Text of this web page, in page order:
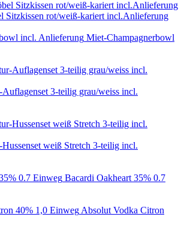
Sitzkissen rot/weiß-kariert incl.Anlieferung
Miet-Champagnerbowl
3-teilig grau/weiss incl.
weiß Stretch 3-teilig incl.
Bacardi Oakheart 35% 0.7
Absolut Vodka Citron